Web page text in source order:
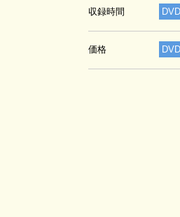
収録時間 DVD
価格 DVD